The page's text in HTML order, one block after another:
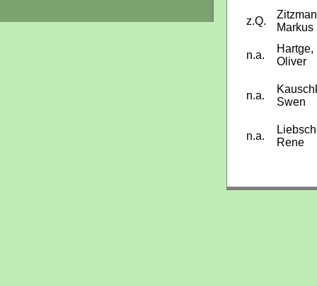
z.Q.
Markus
n.a.
Hartge,
Oliver
n.a.
Swen
n.a.
Rene